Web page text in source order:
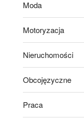
Moda
Motoryzacja
Nieruchomości
Obcojęzyczne
Praca